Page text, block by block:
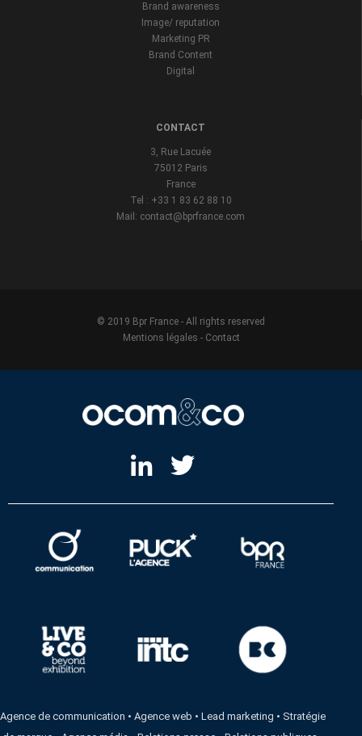
Brand awareness
Image/ reputation
Marketing PR
Brand Content
Digital
CONTACT
3, Rue Lacuée
75012 Paris
France
Tel : +33 1 83 62 88 10
Mail: contact@bprfrance.com
© 2019 Bpr France - All rights reserved
Mentions légales - Contact
Agence de communication •Agence web •Lead marketing • Stratégie